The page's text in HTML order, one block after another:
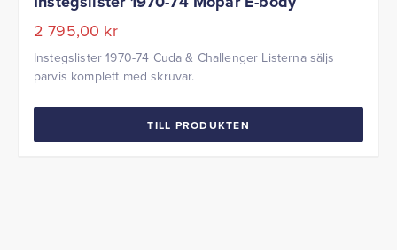
2 795,00 kr
Instegslister 1970-74 Cuda & Challenger Listerna säljs
parvis komplett med skruvar.
TILL PRODUKTEN